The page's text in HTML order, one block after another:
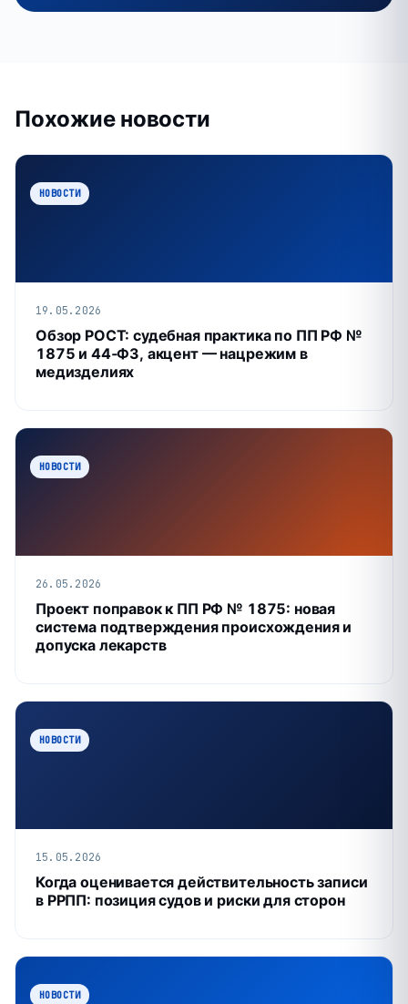
Похожие новости
НОВОСТИ
19.05.2026
Обзор РОСТ: судебная практика по ПП РФ №
1875 и 44‑ФЗ, акцент — нацрежим в
медизделиях
НОВОСТИ
26.05.2026
Проект поправок к ПП РФ № 1875: новая
система подтверждения происхождения и
допуска лекарств
НОВОСТИ
15.05.2026
Когда оценивается действительность записи
в РРПП: позиция судов и риски для сторон
НОВОСТИ